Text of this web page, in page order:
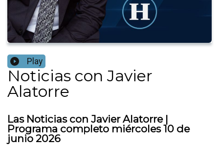
Play
Noticias con Javier
Alatorre
Las Noticias con Javier Alatorre |
Programa completo miércoles 10 de
junio 2026